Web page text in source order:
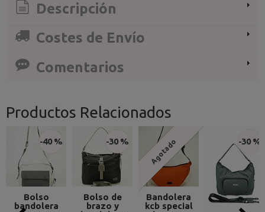
Descripción
Costes de Envío
Comentarios
Productos Relacionados
-40 %
Bolso
bandolera
-30 %
Bolso de
brazo y
Agotado
Bandolera
kcb special
-30 %